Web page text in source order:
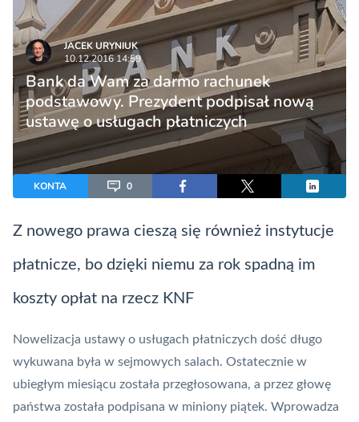
JACEK URYNIUK
10.12.2016 14:59
Bank da Wam za darmo rachunek
podstawowy. Prezydent podpisał nową
ustawę o usługach płatniczych
KONTA 0
Z nowego prawa cieszą się również instytucje
płatnicze, bo dzięki niemu za rok spadną im
koszty opłat na rzecz KNF
Nowelizacja ustawy o usługach płatniczych dość długo
wykuwana była w sejmowych salach. Ostatecznie w
ubiegłym miesiącu została przegłosowana, a przez głowę
państwa została podpisana w miniony piątek. Wprowadza